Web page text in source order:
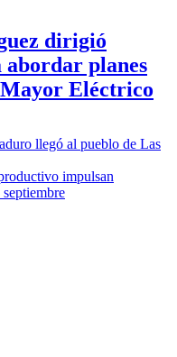
dirigió
planes
Mayor Eléctrico
llegó al pueblo de Las
impulsan